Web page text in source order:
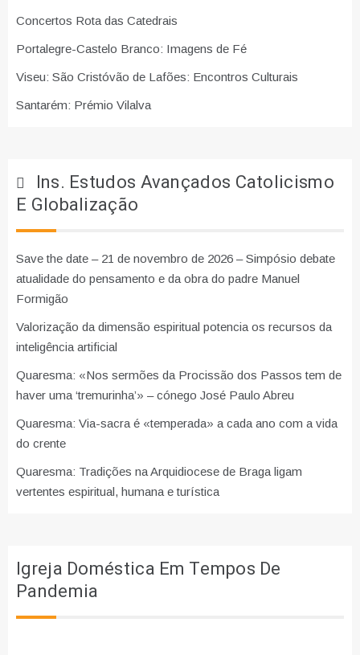
Concertos Rota das Catedrais
Portalegre-Castelo Branco: Imagens de Fé
Viseu: São Cristóvão de Lafões: Encontros Culturais
Santarém: Prémio Vilalva
Ins. Estudos Avançados Catolicismo
E Globalização
Save the date – 21 de novembro de 2026 – Simpósio debate
atualidade do pensamento e da obra do padre Manuel
Formigão
Valorização da dimensão espiritual potencia os recursos da
inteligência artificial
Quaresma: «Nos sermões da Procissão dos Passos tem de
haver uma ‘tremurinha’» – cónego José Paulo Abreu
Quaresma: Via-sacra é «temperada» a cada ano com a vida
do crente
Quaresma: Tradições na Arquidiocese de Braga ligam
vertentes espiritual, humana e turística
Igreja Doméstica Em Tempos De
Pandemia